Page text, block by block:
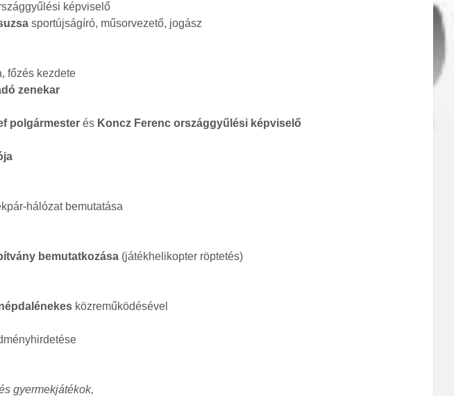
képviselő
sportújságíró, műsorvezető, jogász
főzés kezdete
zenekar
polgármesterésKoncz Ferenc országgyűlési képviselő
hálózat bemutatása
bemutatkozása (játékhelikopter röptetés)
közreműködésével
gyermekjátékok,